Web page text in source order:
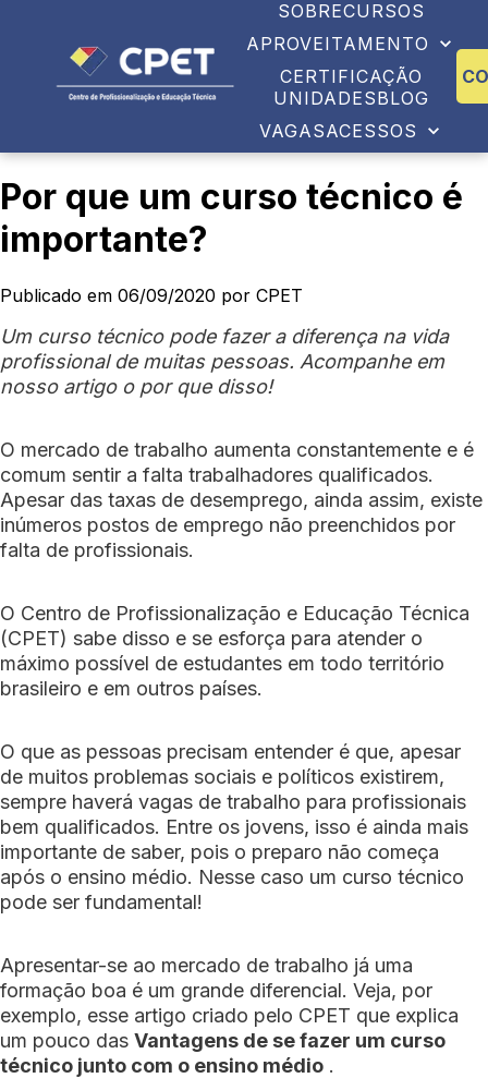
SOBRECURSOS
APROVEITAMENTO
CERTIFICAÇÃO
UNIDADESBLOG
VAGASACESSOS
Por que um curso técnico é
importante?
Publicado em 06/09/2020 por CPET
Um curso técnico pode fazer a diferença na vida
profissional de muitas pessoas. Acompanhe em
nosso artigo o por que disso!
O mercado de trabalho aumenta constantemente e é
comum sentir a falta trabalhadores qualificados.
Apesar das taxas de desemprego, ainda assim, existe
inúmeros postos de emprego não preenchidos por
falta de profissionais.
O Centro de Profissionalização e Educação Técnica
(CPET) sabe disso e se esforça para atender o
máximo possível de estudantes em todo território
brasileiro e em outros países.
O que as pessoas precisam entender é que, apesar
de muitos problemas sociais e políticos existirem,
sempre haverá vagas de trabalho para profissionais
bem qualificados. Entre os jovens, isso é ainda mais
importante de saber, pois o preparo não começa
após o ensino médio. Nesse caso um curso técnico
pode ser fundamental!
Apresentar-se ao mercado de trabalho já uma
formação boa é um grande diferencial. Veja, por
exemplo, esse artigo criado pelo CPET que explica
um pouco das Vantagens de se fazer um curso
técnico junto com o ensino médio .